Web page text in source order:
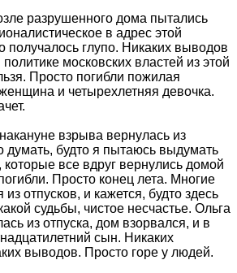
разрушенного дома пытались
в адрес этой
получалось глупо. Никаких выводов
московских властей из этой
Просто погибли пожилая
и четырехлетняя девочка.
взрыва вернулась из
будто я пытаюсь выдумать
все вдруг вернулись домой
Просто конец лета. Многие
отпусков, и кажется, будто здесь
судьбы, чистое несчастье. Ольга
из отпуска, дом взорвался, и в
сын. Никаких
выводов. Просто горе у людей.